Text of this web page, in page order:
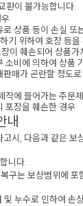
환이 불가능합니다.
상품 등이 손실 또
기 위하여 호장 등
이 훼손되어 상품가
소비에 의하여 상품
판매가 곤란할 정도
작에 들어가는 주문
포장을 훼손한 경우
내
시, 다음과 같은 보
니다.
구는 보상범위에 포
및 누수로 인하여 손